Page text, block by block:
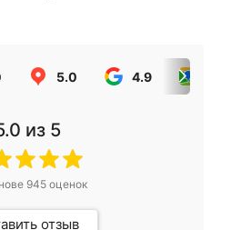
5.0 4.9
из 5
945оценок
отзыв